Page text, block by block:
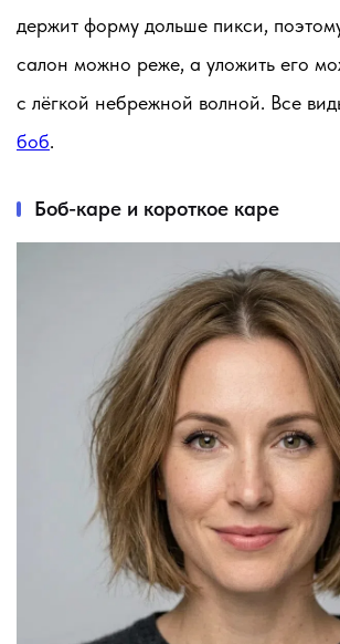
держит форму дольше пикси,
салон можно реже, а уложить его
с лёгкой небрежной волной. Все
боб.
Боб-каре и короткое каре